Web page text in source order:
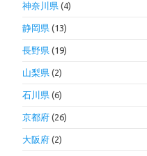
神奈川県 (4)
静岡県 (13)
長野県 (19)
山梨県 (2)
石川県 (6)
京都府 (26)
大阪府 (2)